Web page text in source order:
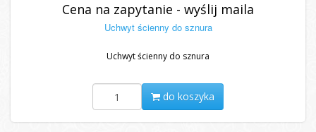
Cena na zapytanie - wyślij maila
Uchwyt ścienny do sznura
Uchwyt ścienny do sznura
do koszyka